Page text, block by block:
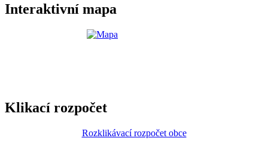
Interaktivní mapa
Klikací rozpočet
Rozklikávací rozpočet obce